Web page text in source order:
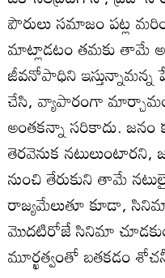
పౌరులు సమాజం పట్ల
మాట్లాడటం తమకు తామే
జీవనోపాధిని
చేసి, వ్యాపారంగా
అంతకన్నా సరికాదు.
తెరవెనుక
నుంచి తేరుకుని తామే
రాజ్యమేలుతూ కూడా, సినిమా
మొదటిరోజే సినిమా
మూర్ఖత్వంతో బతకడం